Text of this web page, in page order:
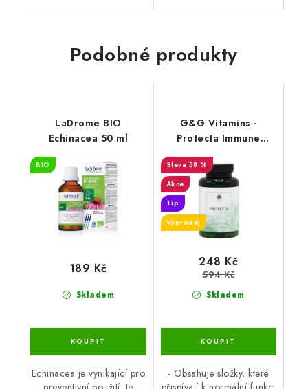
Podobné produkty
LaDrome BIO
Echinacea 50 ml
BIO
Skladem
189 Kč
Echinacea je vynikající pro
G&G Vitamins -
Protecta Immune
Formula - 90 kapslí -
DMS 13.2.2026
58 %
Akce
Tip
Výprodej
Skladem
248 Kč
594 Kč
- Obsahuje složky, které